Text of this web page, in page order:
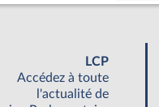
LCP
Accédez à toute
l'actualité de